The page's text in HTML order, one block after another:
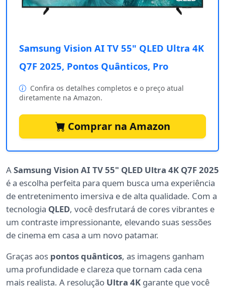
Samsung Vision AI TV 55" QLED Ultra 4K
Q7F 2025, Pontos Quânticos, Pro
Confira os detalhes completos e o preço atual
diretamente na Amazon.
Comprar na Amazon
ASamsung Vision AI TV 55" QLED Ultra 4K Q7F 2025
é a escolha perfeita para quem busca uma experiência
de entretenimento imersiva e de alta qualidade. Com a
tecnologia QLED, você desfrutará de cores vibrantes e
um contraste impressionante, elevando suas sessões
de cinema em casa a um novo patamar.
Graças aos pontos quânticos, as imagens ganham
uma profundidade e clareza que tornam cada cena
mais realista. A resolução Ultra 4K garante que você